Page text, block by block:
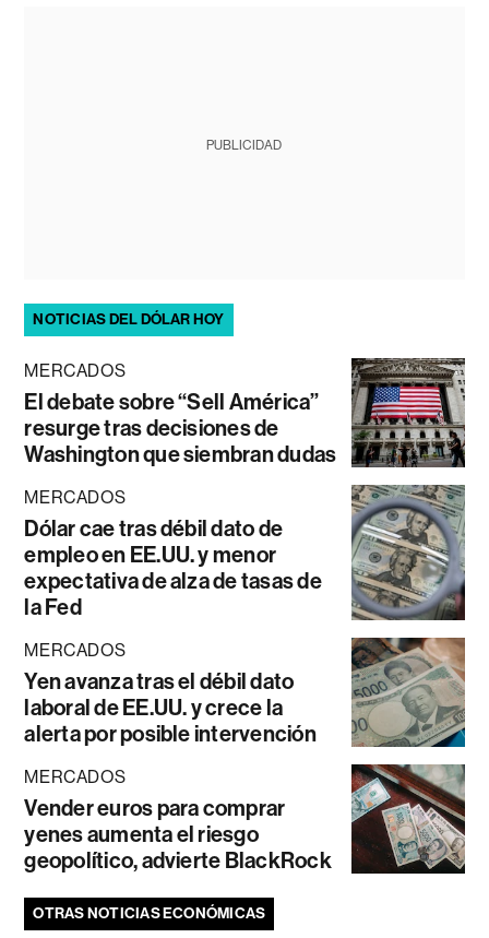
PUBLICIDAD
NOTICIAS DEL DÓLAR HOY
MERCADOS
El debate sobre “Sell América”
resurge tras decisiones de
Washington que siembran dudas
MERCADOS
Dólar cae tras débil dato de
empleo en EE.UU. y menor
expectativa de alza de tasas de
la Fed
MERCADOS
Yen avanza tras el débil dato
laboral de EE.UU. y crece la
alerta por posible intervención
MERCADOS
Vender euros para comprar
yenes aumenta el riesgo
geopolítico, advierte BlackRock
OTRAS NOTICIAS ECONÓMICAS